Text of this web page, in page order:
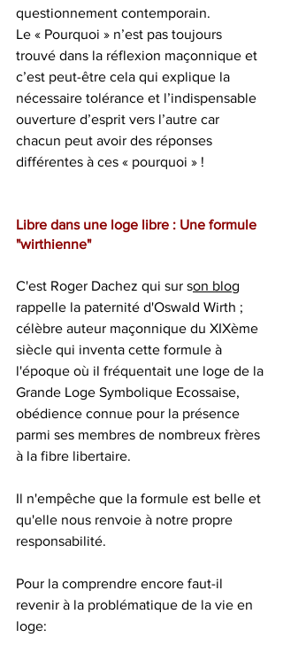
questionnement contemporain.
Le « Pourquoi » n’est pas toujours
trouvé dans la réflexion maçonnique et
c’est peut-être cela qui explique la
nécessaire tolérance et l’indispensable
ouverture d’esprit vers l’autre car
chacun peut avoir des réponses
différentes à ces « pourquoi » !
Libre dans une loge libre : Une formule
"wirthienne"
C'est Roger Dachez qui sur son blog
rappelle la paternité d'Oswald Wirth ;
célèbre auteur maçonnique du XIXème
siècle qui inventa cette formule à
l'époque où il fréquentait une loge de la
Grande Loge Symbolique Ecossaise,
obédience connue pour la présence
parmi ses membres de nombreux frères
à la fibre libertaire.
Il n'empêche que la formule est belle et
qu'elle nous renvoie à notre propre
responsabilité.
Pour la comprendre encore faut-il
revenir à la problématique de la vie en
loge: